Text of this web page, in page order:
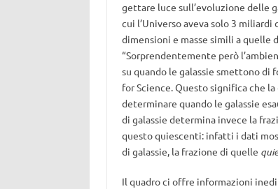
gettare luce sull’evoluzione delle
cui l’Universo aveva solo 3
dimensioni e masse simili a quelle
“Sorprendentemente però
su quando le galassie smettono di
for Science. Questo significa che
determinare quando le galassie
di galassie determina invece la
questo quiescenti: infatti i dati
di galassie, la frazione di quelle
Il quadro ci offre informazioni